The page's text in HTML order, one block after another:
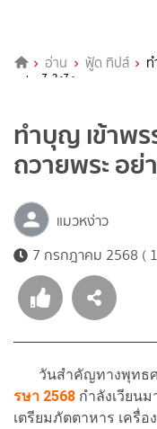
อ่าน ฟู้ด ทิปส์
อย่างไรให้ได้บุญ
ทำบุญ เข้าพ
ถวายพระ อย่
แมวหง่าว
7 กรกฎาคม 2568 (
วันสำคัญทางพุทธศ
รษา 2568 กำลังเวียน
เตรียมภัตตาหาร เครื่